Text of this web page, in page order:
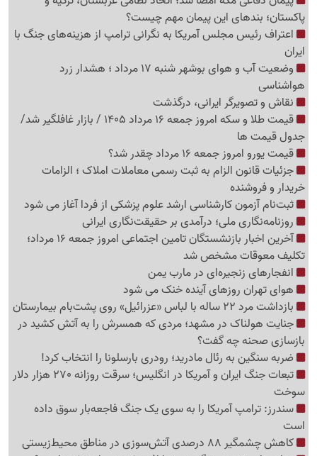
پاکستان؛ بندهای این پیمان مهم چیست؟
اعتراف رئیس مجلس آمریکا به نگرانی ترامپ از هزینه‌های جنگ با
ایران
وضعیت آب و هوای بوشهر شنبه 17 مرداد ؛ هشدار زرد
هواشناسی
نقاش و تصویرگر ایرانی، درگذشت
قیمت طلا و سکه امروز جمعه 16 مرداد 1405 / بازار غافلگیر شد/
جدول قیمت ها
قیمت یورو امروز جمعه 16 مرداد چقدر شد؟
جزئیات قانون الزام به ثبت رسمی معاملات املاک ؛ الزامات
خریدار و فروشنده
ثبت‌نام‌ آزمون کارشناسی ارشد علوم پزشکی از فردا آغاز می شود
روزنامه‌نگاری ملی؛ درآمدی بر حقیقت‌نگاری ایرانی
آخرین اخبار بازنشستگان تامین اجتماعی امروز جمعه 16 مرداد؛
تکلیف معوقات مشخص شد
انفجارهای زنجیره‌ای در مارب یمن
هوای تهران روزهای آینده خنک می شود
بازداشت مرد 22 ساله با لباس «عزرائیل» روی پشت‌بام بیمارستان
جنایت هولناک در مشهد؛ مردی که همسرش را به آتش کشید در
بازسازی صحنه چه گفت؟
ضربه سنگین به رئال مادرید؛ رودری بارسلونا را انتخاب کرد!
تبعات جنگ ایران و آمریکا در انگلیس؛ سرقت روزانه 270 هزار دلار
سوخت
سندرز: ترامپ آمریکا را به سوی یک جنگ فاجعه‌بار سوق داده
است
کاهش چشمگیر 88 درصدی آتش‌سوزی در مناطق محیط‌زیستی